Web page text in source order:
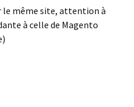
le même site, attention à
à celle de Magento